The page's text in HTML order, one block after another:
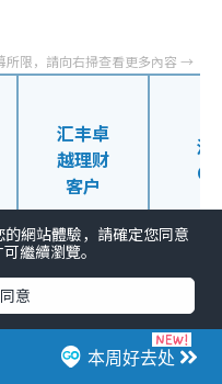
汇丰卓
越理财
客户
汇
定期存款年利率
本周好去处
網站體驗，請確定您同意
繼續瀏覽。
意